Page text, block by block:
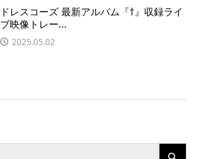
ドレスコーズ 最新アルバム『†』収録ライ
ブ映像トレー...
2025.05.02